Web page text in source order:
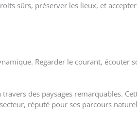
sûrs, préserver les lieux, et
Regarder le courant,
des paysages remarquables.
réputé pour ses parcours